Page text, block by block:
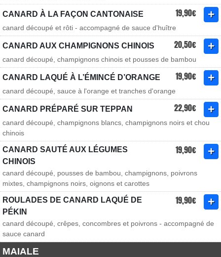
CANARD À LA FAÇON CANTONAISE 19,90€
canard découpé et rôti - accompagné de sauce d'huître
CANARD AUX CHAMPIGNONS CHINOIS 20,50€
canard découpé, champignons chinois et pousses de bambou
CANARD LAQUÉ À L’ÉMINCÉ D’ORANGE 19,90€
canard découpé, sauce à l'orange et tranches d'orange
CANARD PRÉPARÉ SUR TEPPAN 22,90€
canard découpé, champignons blancs, champignons noirs et chou
chinois
CANARD SAUTÉ AUX LÉGUMES
CHINOIS
19,90€
canard découpé, pousses de bambou, champignons, poivrons
mixtes, champignons noirs, oignons et carottes
ROULADES DE CANARD LAQUÉ DE
PÉKIN
19,90€
canard découpé, crêpes, concombres et poivrons - accompagné de
sauce canard
MAIALE